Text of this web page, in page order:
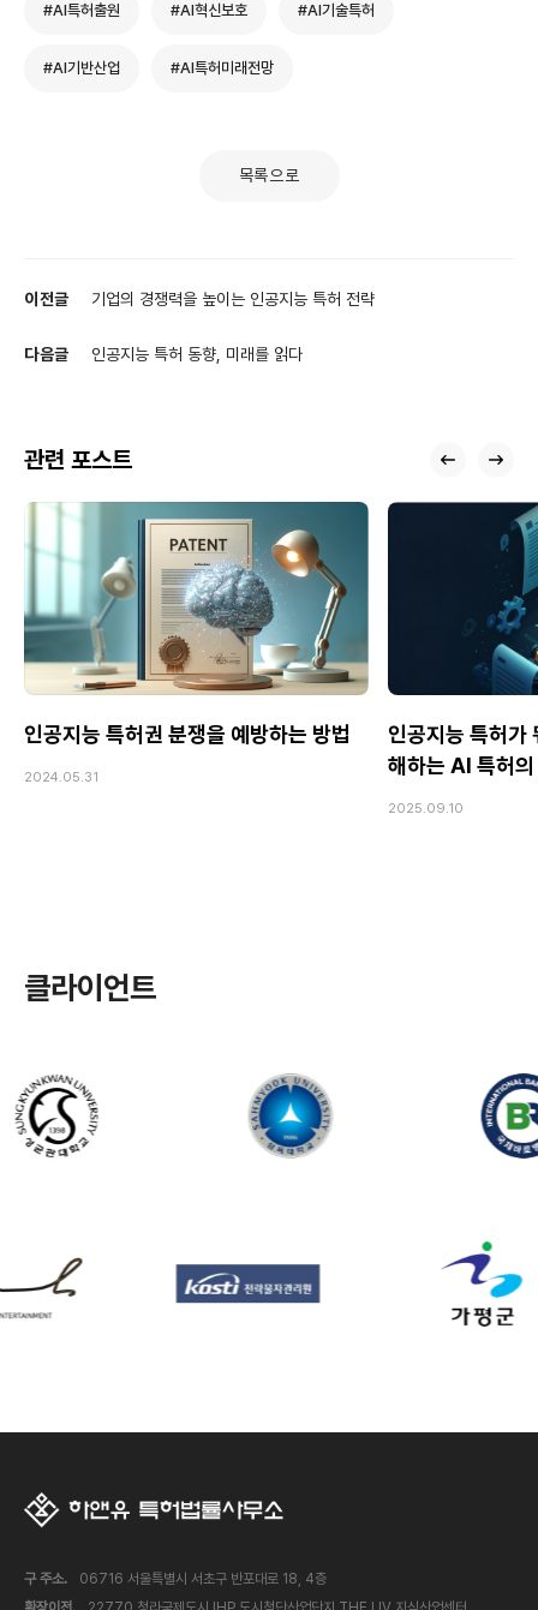
#AI특허출원 #AI혁신보호 #AI기술특허
#AI기반산업 #AI특허미래전망
목록으로
이전글 기업의 경쟁력을 높이는 인공지능 특허 전략
다음글 인공지능 특허 동향, 미래를 읽다
관련 포스트
인공지능 특허권 분쟁을 예방하는 방법
2024.05.31
인공지능 특허가
해하는 AI 특허
2025.09.10
클라이언트
구 주소.
06716 서울특별시 서초구 반포대로 18, 4층